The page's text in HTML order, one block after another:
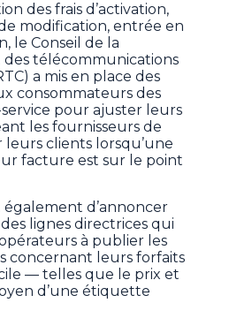
des frais d’activation,
modification, entrée en
le Conseil de la
des télécommunications
a mis en place des
consommateurs des
pour ajuster leurs
les fournisseurs de
leurs clients lorsqu’une
facture est sur le point
également d’annoncer
lignes directrices qui
à publier les
concernant leurs forfaits
— telles que le prix et
d’une étiquette